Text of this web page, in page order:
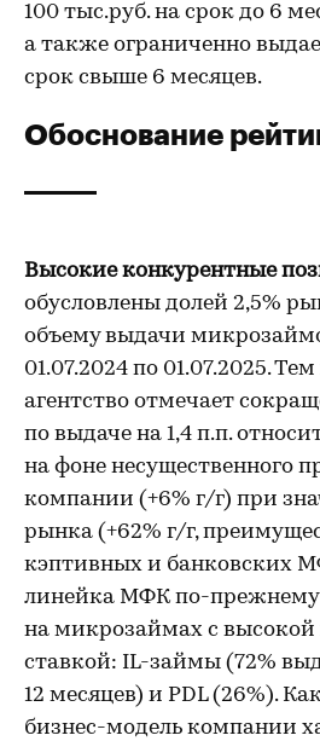
100 тыс.руб. на срок до 6
а также ограниченно
срок свыше 6 месяцев.
Обоснование
Высокие конкурентные
обусловлены долей 2,5%
объему выдачи
01.07.2024 по 01.07.2025.
агентство отмечает
по выдаче на 1,4 п.п.
на фоне несущественного
компании (+6% г/г) при
рынка (+62% г/г,
кэптивных и банковских
линейка МФК по-прежнему
на микрозаймах с высокой
ставкой: IL-займы (72%
12 месяцев) и PDL (26%).
бизнес-модель компании